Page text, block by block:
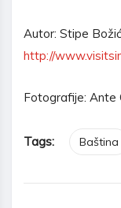
Autor: Stipe Božić,
http://
Fotografije: Ante
Tags: Baština